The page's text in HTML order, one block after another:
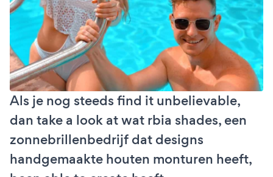
Als je nog steeds find it unbelievable,
dan take a look at wat rbia shades, een
zonnebrillenbedrijf dat designs
handgemaakte houten monturen heeft,